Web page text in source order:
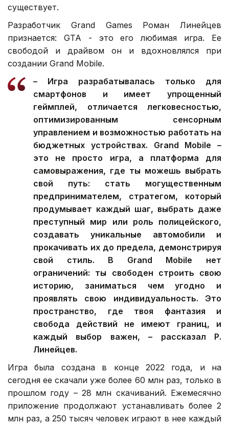
существует.
Разработчик Grand Games Роман Линейцев
признается: GTA - это его любимая игра. Ее
свободой и драйвом он и вдохновлялся при
создании Grand Mobile.
– Игра разрабатывалась только для
смартфонов и имеет упрощенный
геймплей, отличается легковесностью,
оптимизированным сенсорным
управлением и возможностью работать на
бюджетных устройствах. Grand Mobile –
это не просто игра, а платформа для
самовыражения, где ты можешь выбрать
свой путь: стать могущественным
предпринимателем, стратегом, который
продумывает каждый шаг, выбрать даже
преступный мир или роль полицейского,
создавать уникальные автомобили и
прокачивать их до предела, демонстрируя
свой стиль. В Grand Mobile нет
ограничений: ты свободен строить свою
историю, заниматься чем угодно и
проявлять свою индивидуальность. Это
пространство, где твоя фантазия и
свобода действий не имеют границ, и
каждый выбор важен, – рассказал Р.
Линейцев.
Игра была создана в конце 2022 года, и на
сегодня ее скачали уже более 60 млн раз, только в
прошлом году – 28 млн скачиваний. Ежемесячно
приложение продолжают устанавливать более 2
млн раз, а 250 тысяч человек играют в нее каждый